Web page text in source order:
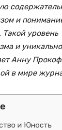
и
уровень
и
Анну
в мире
и Юность